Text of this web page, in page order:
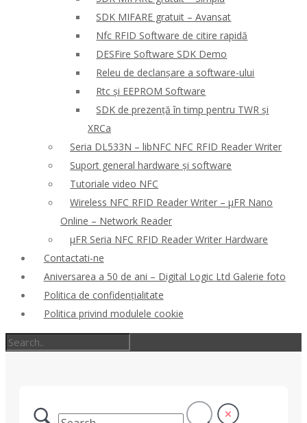
SDK MIFARE gratuit – Avansat
Nfc RFID Software de citire rapidă
DESFire Software SDK Demo
Releu de declanșare a software-ului
Rtc și EEPROM Software
SDK de prezență în timp pentru TWR și
XRCa
Seria DL533N – libNFC NFC RFID Reader Writer
Suport general hardware și software
Tutoriale video NFC
Wireless NFC RFID Reader Writer – μFR Nano
Online – Network Reader
μFR Seria NFC RFID Reader Writer Hardware
Contactati-ne
Aniversarea a 50 de ani – Digital Logic Ltd Galerie foto
Politica de confidenţialitate
Politica privind modulele cookie